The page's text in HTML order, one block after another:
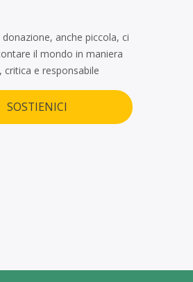
anche piccola, ci
il mondo in maniera
critica e responsabile
SOSTIENICI